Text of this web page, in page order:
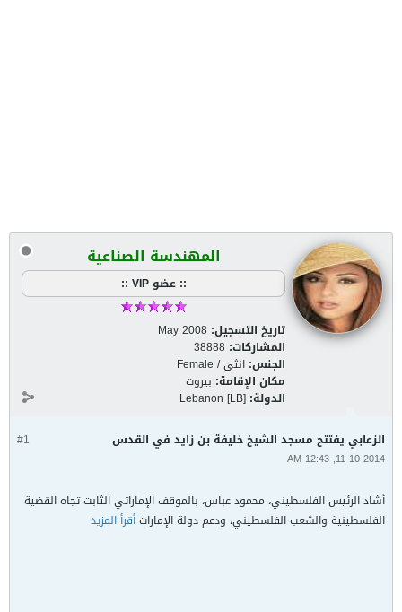
المهندسة الصناعية
:: عضو VIP ::
تاريخ التسجيل: May 2008
المشاركات: 38888
الجنس: انثى / Female
مكان الإقامة: بيروت
الدولة: Lebanon [LB]
#1 الزعابي يفتتح مسجد الشيخ خليفة بن زايد في القدس
11-10-2014, 12:43 AM
أشاد الرئيس الفلسطيني، محمود عباس، بالموقف الإماراتي الثابت تجاه القضية
الفلسطينية والشعب الفلسطيني، ودعم دولة الإماراتأقرأ المزيد